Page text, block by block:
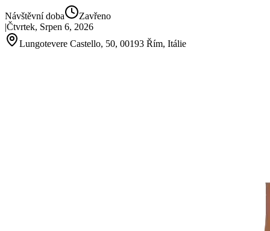
Návštěvní doba
Zavřeno
|Čtvrtek, Srpen 6, 2026
Lungotevere Castello, 50, 00193 Řím, Itálie